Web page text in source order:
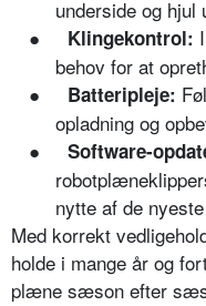
underside og hjul
● Klingekontrol:
behov for at
● Batteripleje:
opladning og
● Software-
nytte af de
Med korrekt
holde i mange år og
plæne sæson efter